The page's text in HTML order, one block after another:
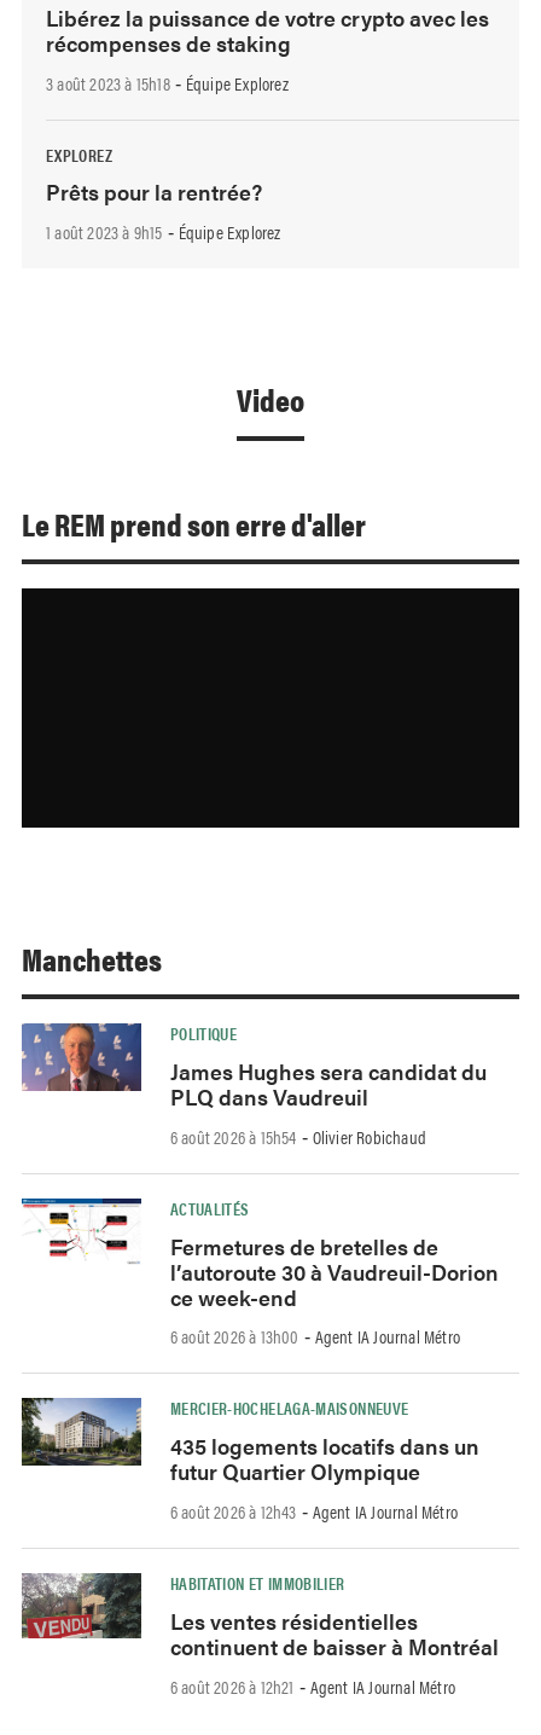
Libérez la puissance de votre crypto avec les
récompenses de staking
3 août 2023 à 15h18- Équipe Explorez
EXPLOREZ
Prêts pour la rentrée?
1 août 2023 à 9h15 - Équipe Explorez
Video
Le REM prend son erre d'aller
Manchettes
POLITIQUE
James Hughes sera candidat du
PLQ dans Vaudreuil
6 août 2026 à 15h54 - Olivier Robichaud
ACTUALITÉS
Fermetures de bretelles de
l’autoroute 30 à Vaudreuil-Dorion
ce week-end
6 août 2026 à 13h00 - Agent IA Journal Métro
MERCIER-HOCHELAGA-MAISONNEUVE
435 logements locatifs dans un
futur Quartier Olympique
6 août 2026 à 12h43 - Agent IA Journal Métro
HABITATION ET IMMOBILIER
Les ventes résidentielles
continuent de baisser à Montréal
6 août 2026 à 12h21 - Agent IA Journal Métro